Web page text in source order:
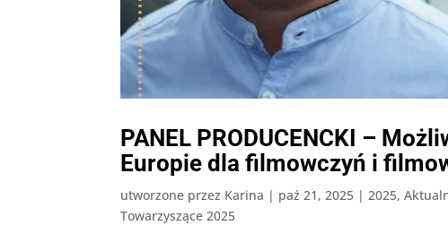
PANEL PRODUCENCKI –
Europie dla filmowczyń i
utworzone przez Karina | paź 21, 2025 |2025,
Towarzyszące 2025